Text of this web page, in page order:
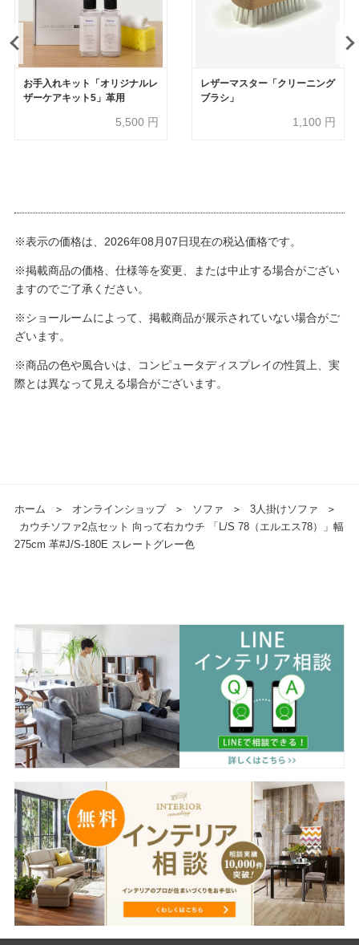
お手入れキット「オリジナルレ
ザーケアキット5」革用
5,500 円
レザーマスター「クリーニング
ブラシ」
1,100 円
※表示の価格は、2026年08月07日現在の税込価格です。
※掲載商品の価格、仕様等を変更、または中止する場合がござい
ますのでご了承ください。
※ショールームによって、掲載商品が展示されていない場合がご
ざいます。
※商品の色や風合いは、コンピュータディスプレイの性質上、実
際とは異なって見える場合がございます。
ホーム ＞ オンラインショップ ＞ ソファ ＞ 3人掛けソファ
＞
カウチソファ2点セット 向って右カウチ 「L/S 78（エルエス78）」幅
275cm 革#J/S-180E スレートグレー色